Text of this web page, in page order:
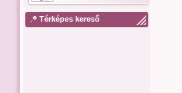
Térképes kereső